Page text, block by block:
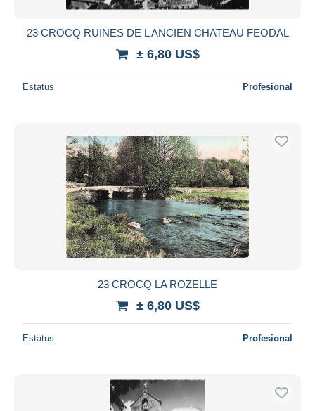
23 CROCQ RUINES DE L ANCIEN CHATEAU FEODAL
± 6,80 US$
Estatus Profesional
23 CROCQ LA ROZELLE
± 6,80 US$
Estatus Profesional